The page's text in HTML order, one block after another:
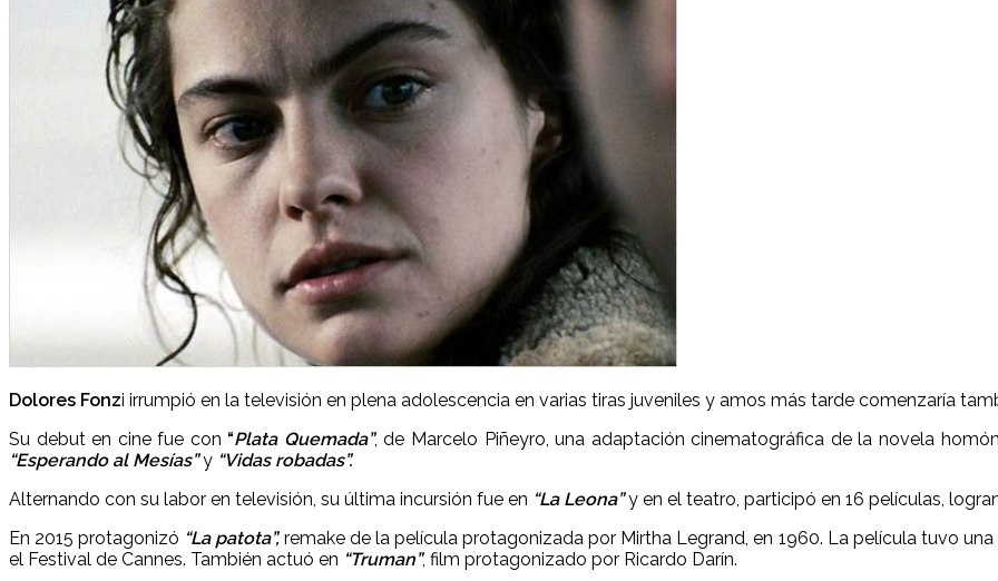
Dolores Fonzi irrumpió en la televisión en plena adolescencia en varias tiras juveniles y amos más tarde comenzaría
Su debut en cine fue con “Plata Quemada”, de Marcelo Piñeyro, una adaptación cinematográfica de la novela
“Esperando al Mesías”y “Vidas robadas”.
Alternando con su labor en televisión, su última incursión fue en “La Leona” y en el teatro, participó en 16 películas,
En 2015 protagonizó “La patota”, remake de la película protagonizada por Mirtha Legrand, en 1960. La película tuvo
el Festival de Cannes. También actuó en “Truman”, film protagonizado por Ricardo Darín.